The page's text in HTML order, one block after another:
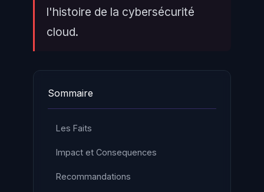
l'histoire de la cybersécurité
cloud.
Sommaire
Les Faits
Impact et Consequences
Recommandations